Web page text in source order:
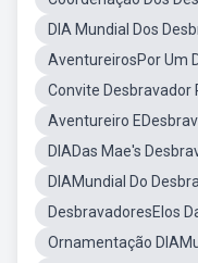
DIA Mundial Dos
AventureirosPor Um
Convite Desbravador
Aventureiro
DIADas Mae's
DIAMundial Do
DesbravadoresElos
Ornamentação